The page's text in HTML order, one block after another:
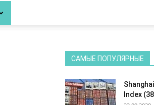
САМЫЕ ПОПУЛЯРНЫЕ
Index